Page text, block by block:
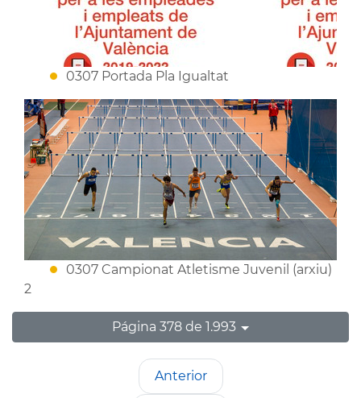
0307 Portada Pla Igualtat
0307 Campionat Atletisme Juvenil (arxiu)
2
Página 378 de 1.993
Anterior